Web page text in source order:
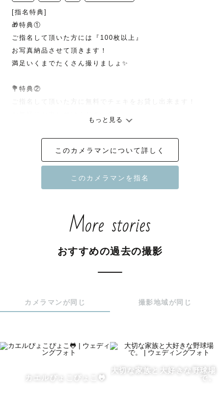
[指名特典]
🎁特典①
ご指名して頂いた方には『100枚以上』
お写真納品させて頂きます！
満足いくまでたくさん撮りましょ✨
💐特典②
ご指名して頂いた方に無料でチェキをお貸し出来ます！
✎︎＿＿＿＿＿＿＿＿＿＿＿＿＿＿
数あるカメラマンの中から
関東Lovegrapherの｢おさく｣と申します！
親しみを込めてさっくんと呼んで頂けたら飛んで喜びます
ロックバンドが好きで良くフェスに行ったりしています🎸
その為東京の地理はお任せ下さい
※一部を除く
仕事柄色々な方と関わることが多く話すことがとても大好
きです。
もっと見る
このカメラマンについて詳しく
More stories
おすすめの過去の撮影
カメラマンが同じ 撮影地域が同じ
カエルぴょこぴょこ🐸
大切な家族と大好きな野球場
で。